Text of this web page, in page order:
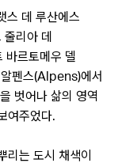
스 데 루산에스
리아 데
르토메우 델
펜스(Alpens)에서
벗어나 삶의 영역
여주었다.
리는 도시 채색이